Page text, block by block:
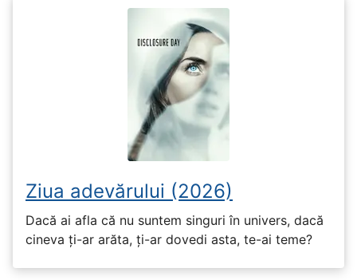
Ziua adevărului (2026)
Dacă ai afla că nu suntem singuri în univers, dacă
cineva ți-ar arăta, ți-ar dovedi asta, te-ai teme?